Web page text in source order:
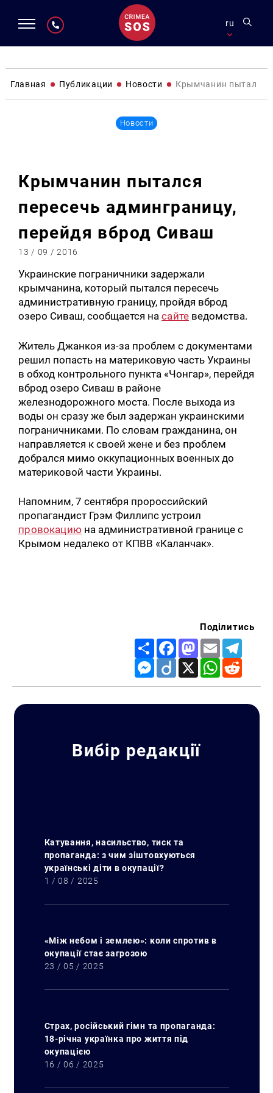
ru
Главная Публикации Новости Крымчанин пытался
Новости
Крымчанин пытался
пересечь админграницу,
перейдя вброд Сиваш
13 / 09 / 2016
Украинские пограничники задержали
крымчанина, который пытался пересечь
административную границу, пройдя вброд
озеро Сиваш, сообщается насайте ведомства.
Житель Джанкоя из-за проблем с документами
решил попасть на материковую часть Украины
в обход контрольного пункта «Чонгар», перейдя
вброд озеро Сиваш в районе
железнодорожного моста. После выхода из
воды он сразу же был задержан украинскими
пограничниками. По словам гражданина, он
направляется к своей жене и без проблем
добрался мимо оккупационных военных до
материковой части Украины.
Напомним, 7 сентября пророссийский
пропагандист Грэм Филлипс устроил
провокациюна административной границе с
Крымом недалеко от КПВВ «Каланчак».
Поділитись
Share FacebookMastodon
Email
Messenger
Diigo X WhatsApp
Вибір редакції
Катування, насильство, тиск та
пропаганда: з чим зіштовхуються
українські діти в окупації?
1 / 08 / 2025
«Між небом і землею»: коли спротив в
окупації стає загрозою
23 / 05 / 2025
Страх, російський гімн та пропаганда:
18-річна українка про життя під
окупацією
16 / 06 / 2025